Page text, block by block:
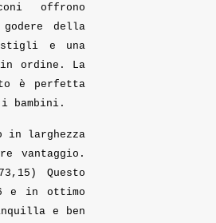
offrono
della
e una
ordine. La
è perfetta
bambini.
in larghezza
vantaggio.
Questo
e in ottimo
e ben